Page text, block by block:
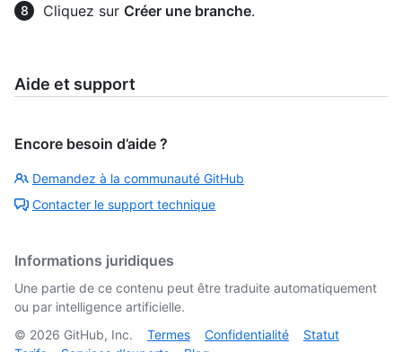
Cliquez sur Créer une branche.
Aide et support
Encore besoin d’aide ?
Demandez à la communauté GitHub
Contacter le support technique
Informations juridiques
Une partie de ce contenu peut être traduite automatiquement
ou par intelligence artificielle.
© 2026 GitHub, Inc. Termes Confidentialité
Statut